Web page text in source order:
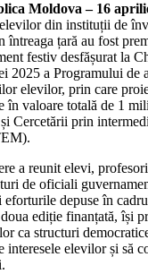
Moldova – 16
din instituții de
întreaga țară au fost
festiv desfășurat la
2025 a Programului de
elevilor, prin care
în valoare totală de 1
Cercetării prin
a reunit elevi,
de oficiali
depuse în
ediție finanțată, își
ca structuri
interesele elevilor și să